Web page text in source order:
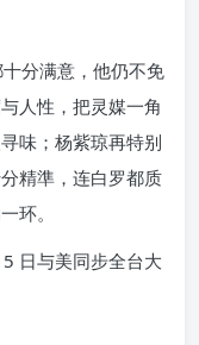
分满意，他仍不免
人性，把灵媒一角
味；杨紫琼再特别
精準，连白罗都质
环。
日与美同步全台大